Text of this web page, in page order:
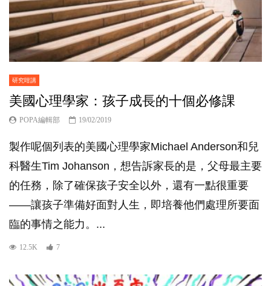
研究咁講
美國心理學家：孩子成長的十個必修課
POPA編輯部 19/02/2019
製作呢個列表的美國心理學家Michael Anderson和兒
科醫生Tim Johanson，想告訴家長的是，父母最主要
的任務，除了確保孩子安全以外，還有一點很重要
——讓孩子準備好面對人生，即培養他們處理所要面
臨的事情之能力。...
12.5K 7